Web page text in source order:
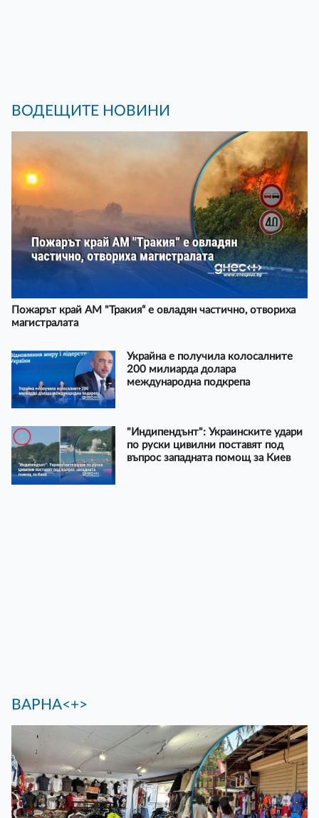
ВОДЕЩИТЕ НОВИНИ
Пожарът край АМ "Тракия“ е овладян частично, отвориха
магистралата
Украйна е получила колосалните
200 милиарда долара
международна подкрепа
"Индипендънт": Украинските удари
по руски цивилни поставят под
въпрос западната помощ за Киев
ВАРНА<+>